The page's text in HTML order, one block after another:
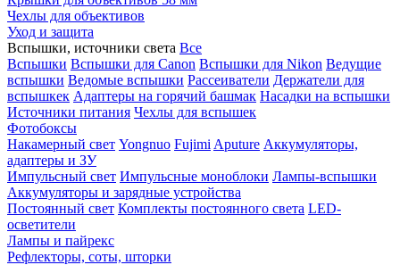
Чехлы для объективов
Уход и защита
Вспышки, источники света Все
Вспышки Вспышки для Canon Вспышки для Nikon Ведущие
вспышки Ведомые вспышки Рассеиватели Держатели для
вспышкек Адаптеры на горячий башмак Насадки на вспышки
Источники питания Чехлы для вспышек
Фотобоксы
Накамерный свет Yongnuo Fujimi Aputure Аккумуляторы,
адаптеры и ЗУ
Импульсный свет Импульсные моноблоки Лампы-вспышки
Аккумуляторы и зарядные устройства
Постоянный свет Комплекты постоянного света LED-
осветители
Лампы и пайрекс
Рефлекторы, соты, шторки